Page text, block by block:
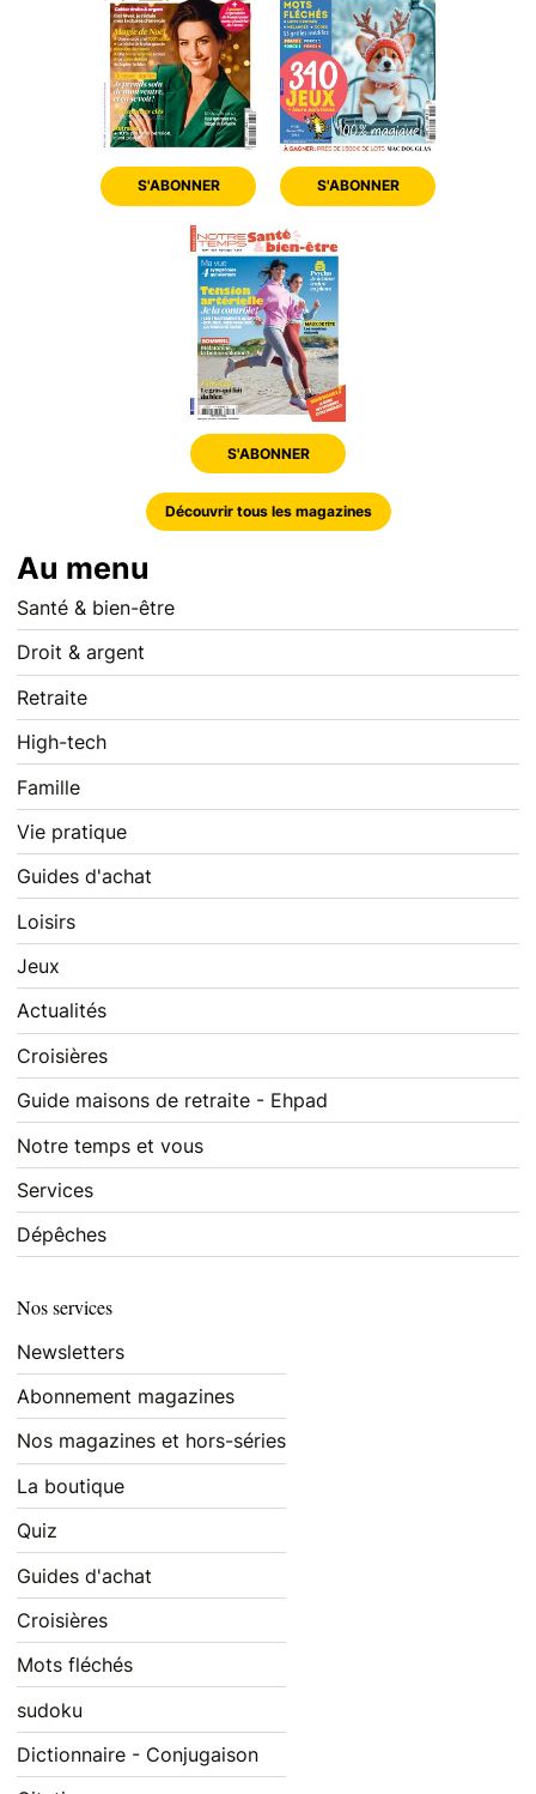
S'ABONNER S'ABONNER
S'ABONNER
Découvrir tous les magazines
Au menu
Santé & bien-être
Droit & argent
Retraite
High-tech
Famille
Vie pratique
Guides d'achat
Loisirs
Jeux
Actualités
Croisières
Guide maisons de retraite - Ehpad
Notre temps et vous
Services
Dépêches
Nos services
Newsletters
Abonnement magazines
Nos magazines et hors-séries
La boutique
Quiz
Guides d'achat
Croisières
Mots fléchés
sudoku
Dictionnaire - Conjugaison